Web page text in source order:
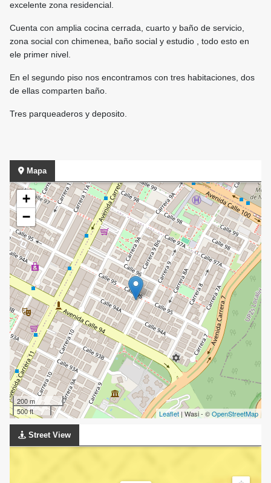
excelente zona residencial.
Cuenta con amplia cocina cerrada, cuarto y baño de servicio,
zona social con chimenea, baño social y estudio , todo esto en
ele primer nivel.
En el segundo piso nos encontramos con tres habitaciones, dos
de ellas comparten baño.
Tres parqueaderos y deposito.
Mapa
+
−
200 m
500 ft
Leaflet | Wasi - ©OpenStreetMap
Street View